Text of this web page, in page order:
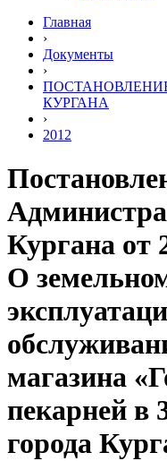
Главная
›
Документы
›
КУРГАНА
›
2012
Кургана от
О
магазина
пекарней в
города